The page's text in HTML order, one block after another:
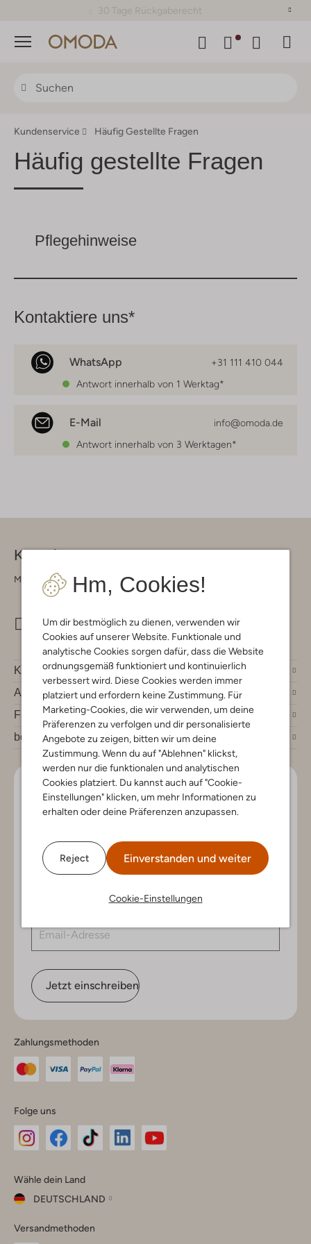
30 Tage Rückgaberecht
Menü
Hm, Cookies!
Um dir bestmöglich zu dienen, verwenden wir
Cookies auf unserer Website. Funktionale und
analytische Cookies sorgen dafür, dass die Website
ordnungsgemäß funktioniert und kontinuierlich
verbessert wird. Diese Cookies werden immer
platziert und erfordern keine Zustimmung. Für
Marketing-Cookies, die wir verwenden, um deine
Präferenzen zu verfolgen und dir personalisierte
Angebote zu zeigen, bitten wir um deine
Zustimmung. Wenn du auf "Ablehnen" klickst,
werden nur die funktionalen und analytischen
Cookies platziert. Du kannst auch auf "Cookie-
Einstellungen" klicken, um mehr Informationen zu
erhalten oder deine Präferenzen anzupassen.
Reject Einverstanden und weiter
Cookie-Einstellungen
Kundenservice Häufig Gestellte Fragen
Häufig gestellte Fragen
Pflegehinweise
Kontaktiere uns*
WhatsApp
+31 111 410 044
Antwort innerhalb von 1 Werktag*
E-Mail
info@omoda.de
Antwort innerhalb von 3 Werktagen*
Kontakt
Montag - Freitag 09:00 - 17:00 uur
info@omoda.de
Kundenservice
Account
Fashion News
bei Omoda
Lass uns in Kontakt bleiben
Bleib auf dem Laufenden mit den neuesten Artikeln und
Newsletter und gewinne einen Einkaufsgutschein im
Wert von €150.
Jetzt einschreiben
Zahlungsmethoden
Folge uns
Instagram
Facebook
TikTok
Wähle dein Land
DEUTSCHLAND
dein
Versandmethoden